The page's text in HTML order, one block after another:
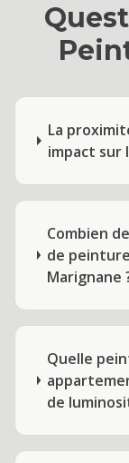
La
impact sur
Combien
de
Marignane
Quelle
de